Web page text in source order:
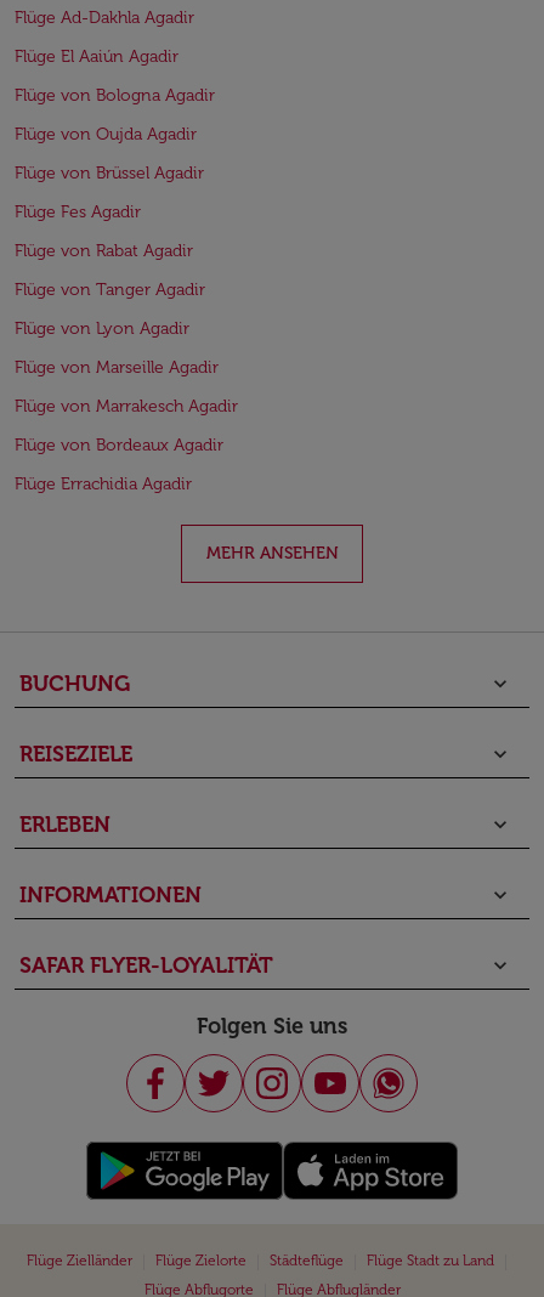
Flüge Ad-Dakhla Agadir
Flüge El Aaiún Agadir
Flüge von Bologna Agadir
Flüge von Oujda Agadir
Flüge von Brüssel Agadir
Flüge Fes Agadir
Flüge von Rabat Agadir
Flüge von Tanger Agadir
Flüge von Lyon Agadir
Flüge von Marseille Agadir
Flüge von Marrakesch Agadir
Flüge von Bordeaux Agadir
Flüge Errachidia Agadir
MEHR ANSEHEN
BUCHUNG keyboard_arrow_down
REISEZIELE keyboard_arrow_down
ERLEBEN keyboard_arrow_down
INFORMATIONEN keyboard_arrow_down
SAFAR FLYER-LOYALITÄT keyboard_arrow_down
Folgen Sie uns
Flüge Zielländer Flüge Zielorte Städteflüge Flüge Stadt zu Land
Flüge Abflugorte
Flüge Abflugländer